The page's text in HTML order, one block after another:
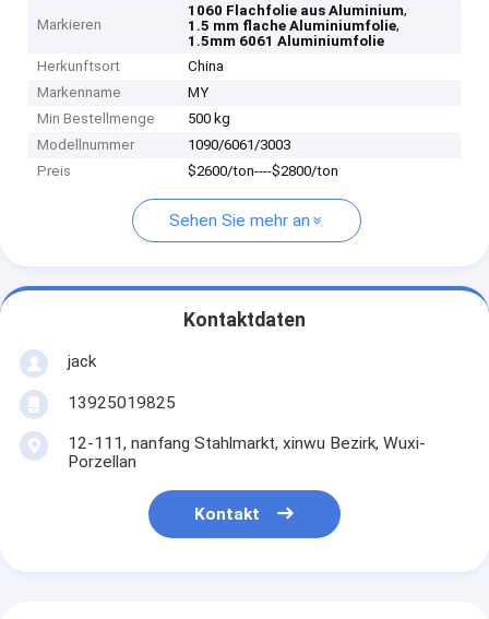
Markieren
1060 Flachfolie aus Aluminium,
1.5 mm flache Aluminiumfolie,
1.5mm 6061 Aluminiumfolie
Herkunftsort
China
Markenname
MY
Min Bestellmenge
500 kg
Modellnummer
1090/6061/3003
Preis
$2600/ton----$2800/ton
Sehen Sie mehr an
Kontaktdaten
jack
13925019825
12-111, nanfang Stahlmarkt, xinwu Bezirk, Wuxi-
Porzellan
Kontakt